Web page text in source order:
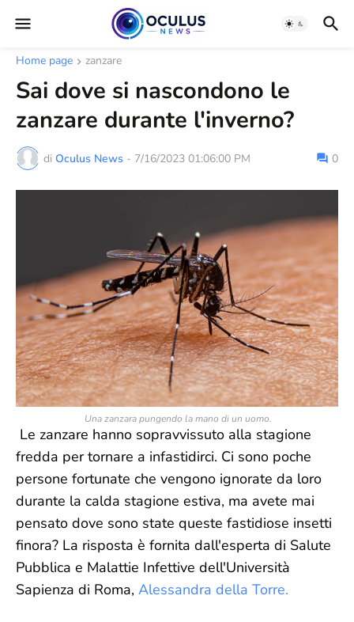
Home page zanzare
Sai dove si nascondono le
zanzare durante l'inverno?
di Oculus News - 7/16/2023 01:06:00 PM 0
Una zanzara pungendo la mano di un uomo.
Le zanzare hanno sopravvissuto alla stagione
fredda per tornare a infastidirci. Ci sono poche
persone fortunate che vengono ignorate da loro
durante la calda stagione estiva, ma avete mai
pensato dove sono state queste fastidiose insetti
finora? La risposta è fornita dall'esperta di Salute
Pubblica e Malattie Infettive dell'Università
Sapienza di Roma, Alessandra della Torre.